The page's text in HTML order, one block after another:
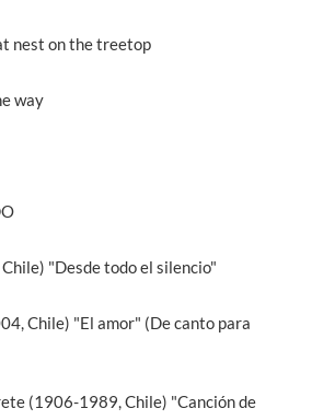
nest on the treetop
way
"Desde todo el silencio"
Chile) "El amor" (De canto para
(1906-1989, Chile) "Canción de